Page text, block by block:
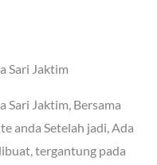
Sari Jaktim
Sari Jaktim, Bersama
anda Setelah jadi, Ada
tergantung pada